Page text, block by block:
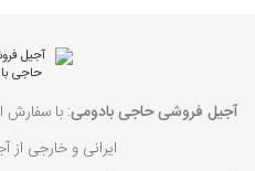
آجیل فروشی حاجی بادومی: با سفارش
ایرانی و خارجی از